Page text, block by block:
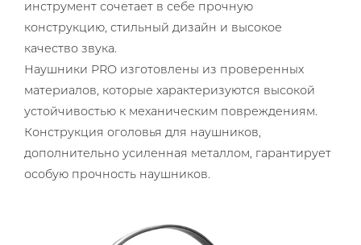
инструмент сочетает в себе прочную
конструкцию, стильный дизайн и высокое
качество звука.
Наушники PRO изготовлены из проверенных
материалов, которые характеризуются высокой
устойчивостью к механическим повреждениям.
Конструкция оголовья для наушников,
дополнительно усиленная металлом, гарантирует
особую прочность наушников.